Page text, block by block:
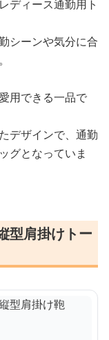
ディース通勤用ト
シーンや気分に合
用できる一品で
デザインで、通勤
グとなっていま
型肩掛けトー